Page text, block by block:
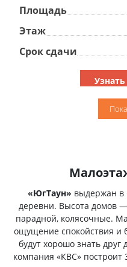
Площадь
Этаж
Срок сдачи
1-комнатная квартира,
«ЮгТаун» выдержан в
деревни. Высота домов
парадной, колясочные.
ощущение спокойствия и
будут хорошо знать
компания «КВС» построит